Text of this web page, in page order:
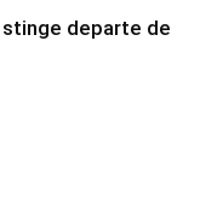
departe de